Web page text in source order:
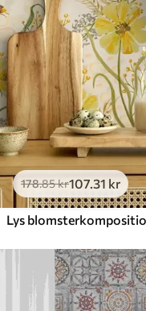
Standard
365 .00219.00kr/m²
Premium
448 .33 269.00kr/m²
Premium vinyl
516.67310.00kr/m²
178.85kr107.31 kr
Lys